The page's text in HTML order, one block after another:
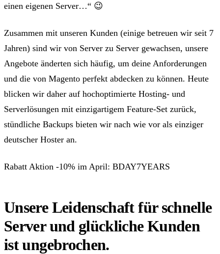
einen eigenen Server…“ 😉
Zusammen mit unseren Kunden (einige betreuen wir seit 7
Jahren) sind wir von Server zu Server gewachsen, unsere
Angebote änderten sich häufig, um deine Anforderungen
und die von Magento perfekt abdecken zu können. Heute
blicken wir daher auf hochoptimierte Hosting- und
Serverlösungen mit einzigartigem Feature-Set zurück,
stündliche Backups bieten wir nach wie vor als einziger
deutscher Hoster an.
Rabatt Aktion -10% im April: BDAY7YEARS
Unsere Leidenschaft für schnelle
Server und glückliche Kunden
ist ungebrochen.